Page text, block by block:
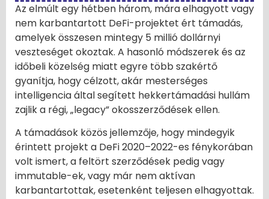
Az elmúlt egy hétben három, mára elhagyott vagy
nem karbantartott DeFi-projektet ért támadás,
amelyek összesen mintegy 5 millió dollárnyi
veszteséget okoztak. A hasonló módszerek és az
időbeli közelség miatt egyre több szakértő
gyanítja, hogy célzott, akár mesterséges
intelligencia által segített hekkertámadási hullám
zajlik a régi, „legacy” okosszerződések ellen.
A támadások közös jellemzője, hogy mindegyik
érintett projekt a DeFi 2020–2022-es fénykorában
volt ismert, a feltört szerződések pedig vagy
immutable-ek, vagy már nem aktívan
karbantartottak, esetenként teljesen elhagyottak.